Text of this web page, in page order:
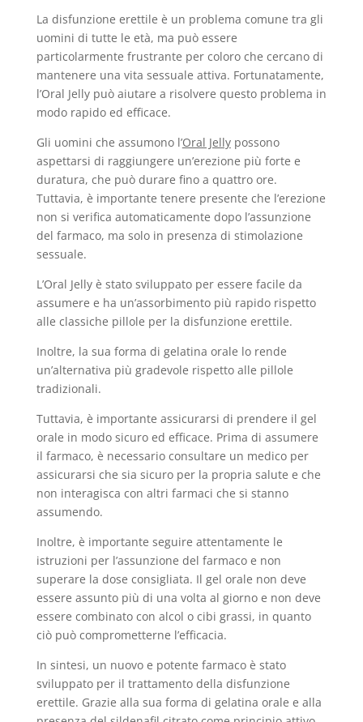
La disfunzione erettile è un problema comune tra gli
uomini di tutte le età, ma può essere
particolarmente frustrante per coloro che cercano di
mantenere una vita sessuale attiva. Fortunatamente,
l’Oral Jelly può aiutare a risolvere questo problema in
modo rapido ed efficace.
Gli uomini che assumono l’Oral Jellypossono
aspettarsi di raggiungere un’erezione più forte e
duratura, che può durare fino a quattro ore.
Tuttavia, è importante tenere presente che l’erezione
non si verifica automaticamente dopo l’assunzione
del farmaco, ma solo in presenza di stimolazione
sessuale.
L’Oral Jelly è stato sviluppato per essere facile da
assumere e ha un’assorbimento più rapido rispetto
alle classiche pillole per la disfunzione erettile.
Inoltre, la sua forma di gelatina orale lo rende
un’alternativa più gradevole rispetto alle pillole
tradizionali.
Tuttavia, è importante assicurarsi di prendere il gel
orale in modo sicuro ed efficace. Prima di assumere
il farmaco, è necessario consultare un medico per
assicurarsi che sia sicuro per la propria salute e che
non interagisca con altri farmaci che si stanno
assumendo.
Inoltre, è importante seguire attentamente le
istruzioni per l’assunzione del farmaco e non
superare la dose consigliata. Il gel orale non deve
essere assunto più di una volta al giorno e non deve
essere combinato con alcol o cibi grassi, in quanto
ciò può comprometterne l’efficacia.
In sintesi, un nuovo e potente farmaco è stato
sviluppato per il trattamento della disfunzione
erettile. Grazie alla sua forma di gelatina orale e alla